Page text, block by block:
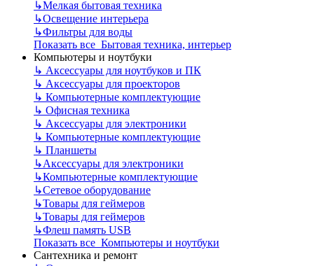
↳Мелкая бытовая техника
↳Освещение интерьера
↳Фильтры для воды
Показать все Бытовая техника, интерьер
Компьютеры и ноутбуки
↳ Аксессуары для ноутбуков и ПК
↳ Аксессуары для проекторов
↳ Компьютерные комплектующие
↳ Офисная техника
↳ Аксессуары для электроники
↳ Компьютерные комплектующие
↳ Планшеты
↳Аксессуары для электроники
↳Компьютерные комплектующие
↳Сетевое оборудование
↳Товары для геймеров
↳Товары для геймеров
↳Флеш память USB
Показать все Компьютеры и ноутбуки
Сантехника и ремонт